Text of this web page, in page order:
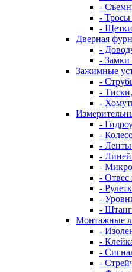
-
- Тросы
- Щетки
Дверная
-
- Замки
Зажимные
-
-
-
-
-
-
-
-
- Отвес
-
-
-
Монтажные
-
-
-
-